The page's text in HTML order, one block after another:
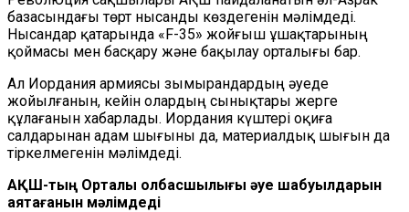
базасындағы төрт нысанды көздегенін мәлімдеді.
Нысандар қатарында «F-35» жойғыш ұшақтарының
қоймасы мен басқару және бақылау орталығы бар.
Ал Иордания армиясы зымырандардың әуеде
жойылғанын, кейін олардың сынықтары жерге
құлағанын хабарлады. Иордания күштері оқиға
салдарынан адам шығыны да, материалдық шығын да
тіркелмегенін мәлімдеді.
АҚШ-тың Орталық қолбасшылығы әуе шабуылдарын
аяқтағанын мәлімдеді